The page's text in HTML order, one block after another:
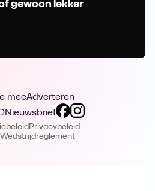
gewoon lekker
meeAdverteren
Nieuwsbrief
Privacybeleid
Wedstrijdreglement